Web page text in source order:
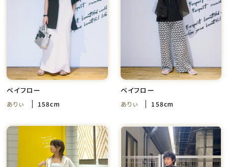
ベイフロー
ありぃ 158cm
ベイフロー
ありぃ 158cm